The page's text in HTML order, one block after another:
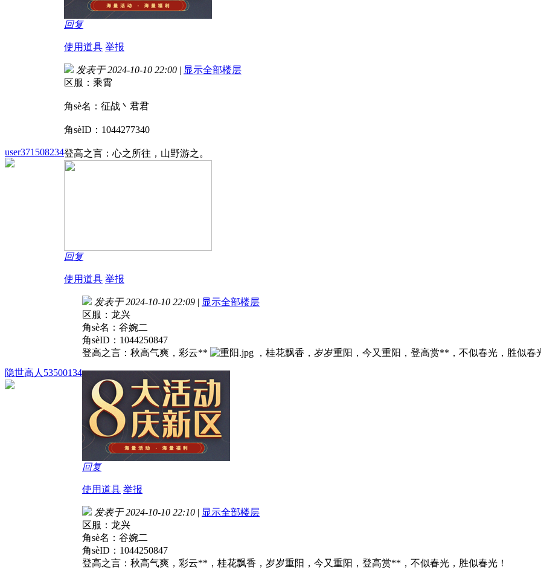
回复
使用道具 举报
user371508234
发表于 2024-10-10 22:00 | 显示全部楼层
区服：乘霄
角sè名：征战丶君君
角sèID：1044277340
登高之言：心之所往，山野游之。
回复
使用道具 举报
隐世高人53500134
发表于 2024-10-10 22:09 | 显示全部楼层
区服：龙兴
角sè名： 谷婉二
角sèID： 1044250847
登高之言： 秋高气爽，彩云** ，桂花飘香，岁岁重阳，今又重阳，登高赏**，不似春光，胜似春
回复
使用道具 举报
发表于 2024-10-10 22:10 | 显示全部楼层
区服：龙兴
角sè名： 谷婉二
角sèID： 1044250847
登高之言： 秋高气爽，彩云**，桂花飘香，岁岁重阳，今又重阳，登高赏**，不似春光，胜似春光！